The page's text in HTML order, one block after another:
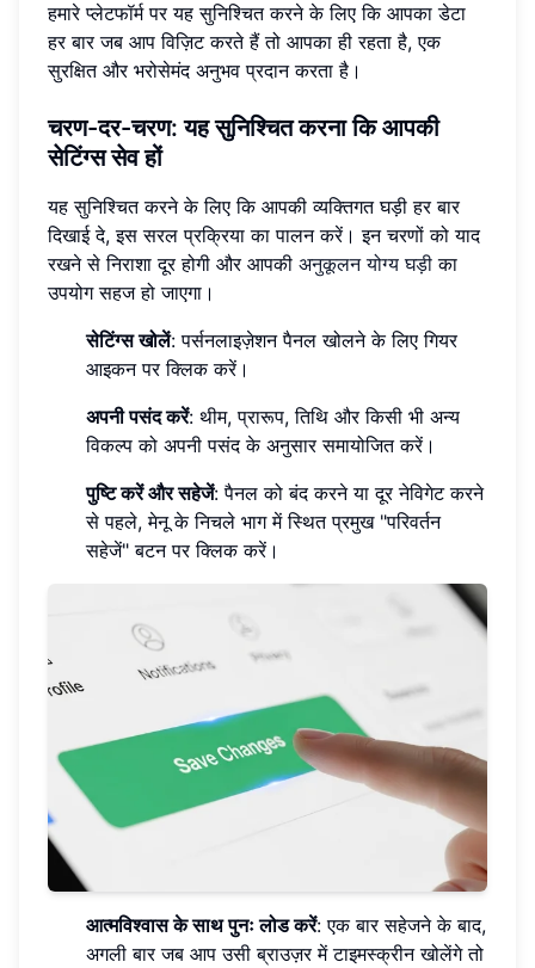
हमारे प्लेटफॉर्म पर यह सुनिश्चित करने के लिए कि आपका डेटा
हर बार जब आप विज़िट करते हैं तो आपका ही रहता है, एक
सुरक्षित और भरोसेमंद अनुभव प्रदान करता है।
चरण-दर-चरण: यह सुनिश्चित करना कि आपकी
सेटिंग्स सेव हों
यह सुनिश्चित करने के लिए कि आपकी व्यक्तिगत घड़ी हर बार
दिखाई दे, इस सरल प्रक्रिया का पालन करें। इन चरणों को याद
रखने से निराशा दूर होगी और आपकी अनुकूलन योग्य घड़ी का
उपयोग सहज हो जाएगा।
सेटिंग्स खोलें: पर्सनलाइज़ेशन पैनल खोलने के लिए गियर
आइकन पर क्लिक करें।
अपनी पसंद करें: थीम, प्रारूप, तिथि और किसी भी अन्य
विकल्प को अपनी पसंद के अनुसार समायोजित करें।
पुष्टि करें और सहेजें: पैनल को बंद करने या दूर नेविगेट करने
से पहले, मेनू के निचले भाग में स्थित प्रमुख "परिवर्तन
सहेजें" बटन पर क्लिक करें।
आत्मविश्वास के साथ पुनः लोड करें: एक बार सहेजने के बाद,
अगली बार जब आप उसी ब्राउज़र में टाइमस्क्रीन खोलेंगे तो